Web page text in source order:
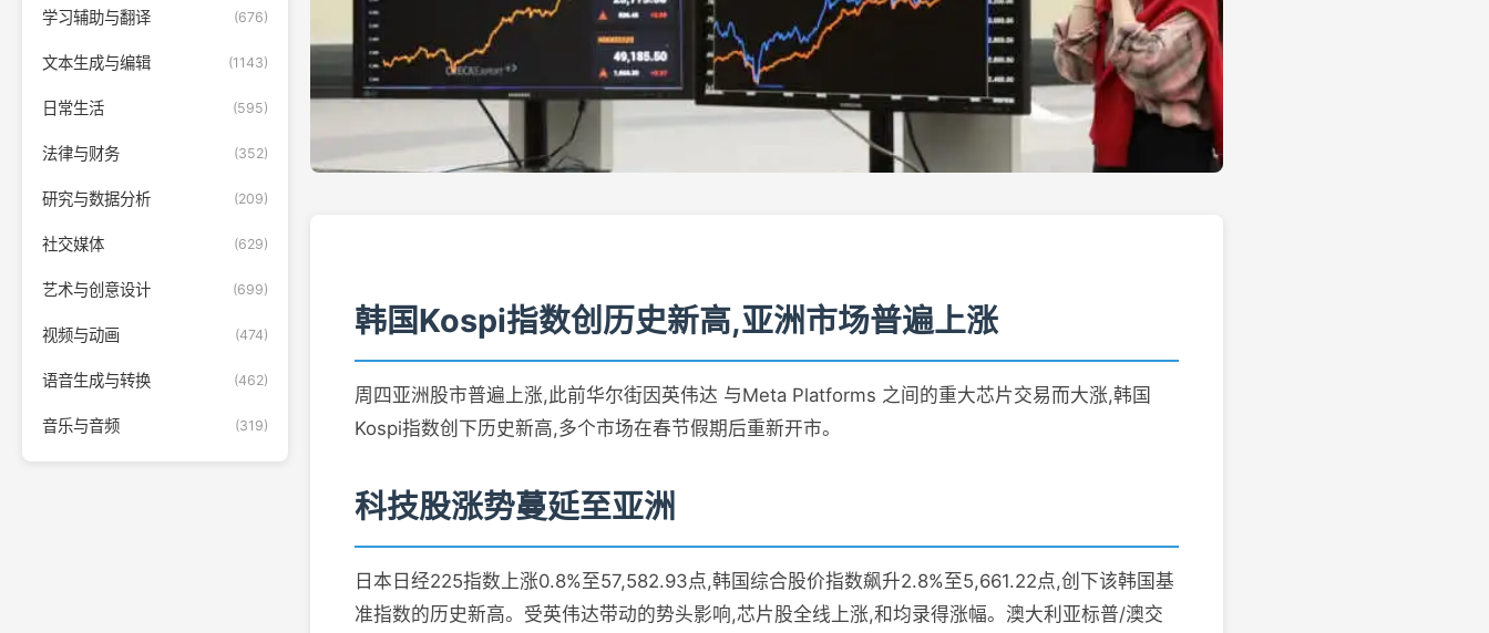
学习辅助与翻译 (676)
文本生成与编辑 (1143)
日常生活 (595)
法律与财务 (352)
研究与数据分析 (209)
社交媒体 (629)
艺术与创意设计 (699)
视频与动画 (474)
语音生成与转换 (462)
音乐与音频 (319)
韩国Kospi指数创历史新高,亚洲市场普遍上涨
周四亚洲股市普遍上涨,此前华尔街因英伟达 与Meta Platforms 之间的重大芯片交易而大涨,韩国
Kospi指数创下历史新高,多个市场在春节假期后重新开市。
科技股涨势蔓延至亚洲
日本日经225指数上涨0.8%至57,582.93点,韩国综合股价指数飙升2.8%至5,661.22点,创下该韩国基
准指数的历史新高。受英伟达带动的势头影响,芯片股全线上涨,和均录得涨幅。澳大利亚标普/澳交